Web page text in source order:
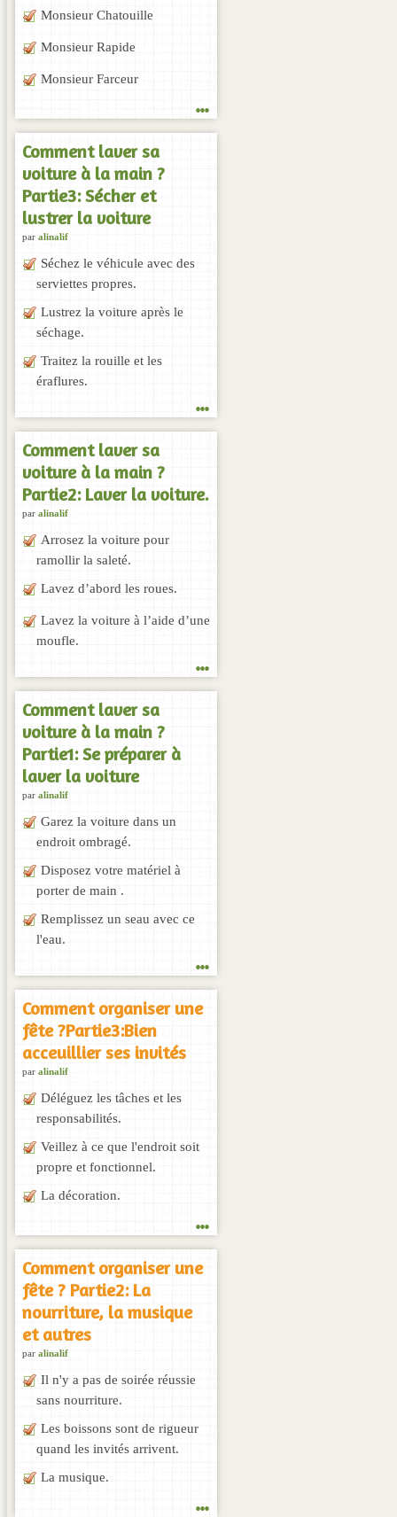
Monsieur Chatouille
Monsieur Rapide
Monsieur Farceur
...
Comment laver sa
voiture à la main ?
Partie3: Sécher et
lustrer la voiture
par alinalif
Séchez le véhicule avec des
serviettes propres.
Lustrez la voiture après le
séchage.
Traitez la rouille et les
éraflures.
...
Comment laver sa
voiture à la main ?
Partie2: Laver la voiture.
par alinalif
Arrosez la voiture pour
ramollir la saleté.
Lavez d’abord les roues.
Lavez la voiture à l’aide d’une
moufle.
...
Comment laver sa
voiture à la main ?
Partie1: Se préparer à
laver la voiture
par alinalif
Garez la voiture dans un
endroit ombragé.
Disposez votre matériel à
porter de main .
Remplissez un seau avec ce
l'eau.
...
Comment organiser une
fête ?Partie3:Bien
acceuillier ses invités
par alinalif
Déléguez les tâches et les
responsabilités.
Veillez à ce que l'endroit soit
propre et fonctionnel.
La décoration.
...
Comment organiser une
fête ? Partie2: La
nourriture, la musique
et autres
par alinalif
Il n'y a pas de soirée réussie
sans nourriture.
Les boissons sont de rigueur
quand les invités arrivent.
La musique.
...